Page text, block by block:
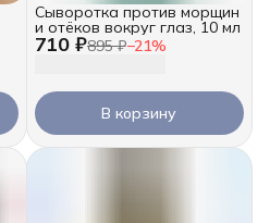
710 ₽895 ₽−21%
Сыворотка против морщин
и отёков вокруг глаз, 10 мл
В корзину